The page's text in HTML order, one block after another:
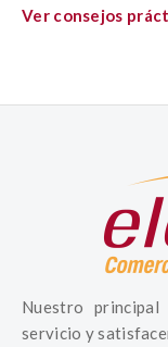
Ver consejos
Nuestro
servicio y